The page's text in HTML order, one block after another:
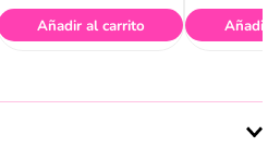
Añadir al carrito Añadir